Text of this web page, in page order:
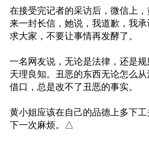
在接受完记者的采访后，微信上
来一封长信，她说，我道歉，我
求大家，不要让事情再发酵了。
一名网友说，无论是法律，还是
天理良知。丑恶的东西无论怎么
借口，总是改不了丑恶的事实。
黄小姐应该在自己的品德上多下